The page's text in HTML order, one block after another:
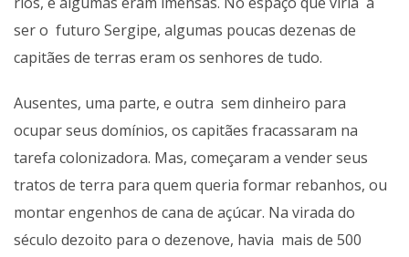
ser o futuro Sergipe, algumas poucas dezenas de
capitães de terras eram os senhores de tudo.
Ausentes, uma parte, e outra sem dinheiro para
ocupar seus domínios, os capitães fracassaram na
tarefa colonizadora. Mas, começaram a vender seus
tratos de terra para quem queria formar rebanhos, ou
montar engenhos de cana de açúcar. Na virada do
século dezoito para o dezenove, havia mais de 500